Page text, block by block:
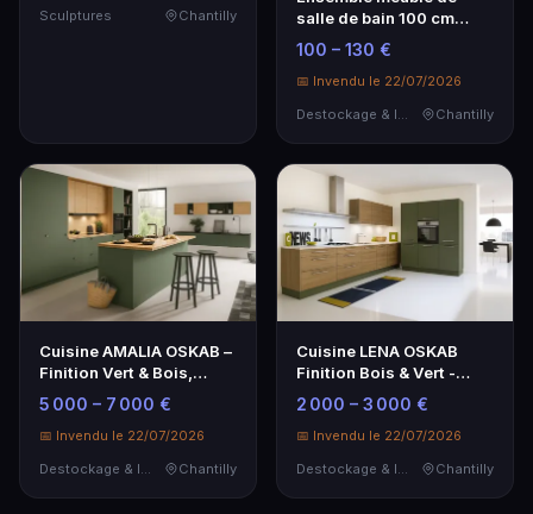
Sculptures
Chantilly
salle de bain 100 cm
OSKAB – Chêne Okra a…
100 – 130 €
📅 Invendu le 22/07/2026
Destockage & Invendus
Chantilly
Cuisine AMALIA OSKAB –
Finition Vert & Bois,
Design Moderne
5 000 – 7 000 €
📅 Invendu le 22/07/2026
Destockage & Invendus
Chantilly
Cuisine LENA OSKAB
Finition Bois & Vert -
Élégance et
Fonctionnalité
2 000 – 3 000 €
📅 Invendu le 22/07/2026
Destockage & Invendus
Chantilly